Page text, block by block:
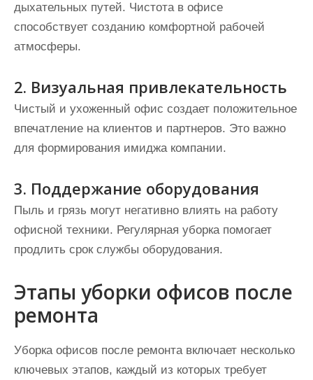
дыхательных путей. Чистота в офисе
способствует созданию комфортной рабочей
атмосферы.
2. Визуальная привлекательность
Чистый и ухоженный офис создает положительное
впечатление на клиентов и партнеров. Это важно
для формирования имиджа компании.
3. Поддержание оборудования
Пыль и грязь могут негативно влиять на работу
офисной техники. Регулярная уборка помогает
продлить срок службы оборудования.
Этапы уборки офисов после
ремонта
Уборка офисов после ремонта включает несколько
ключевых этапов, каждый из которых требует